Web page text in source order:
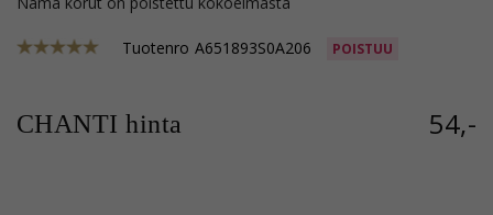
Tuotenro A651893S0A206 POISTUU
CHANTI hinta 54,-